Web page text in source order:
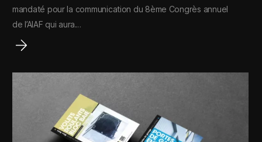
mandaté pour la communication du 8ème Congrès annuel
de l’AIAF qui aura…